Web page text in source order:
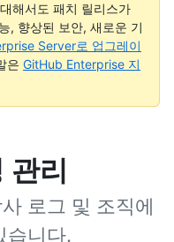
해서도 패치 릴리스가
, 향상된 보안, 새로운 기
Server로 업그레이
은 GitHub Enterprise 지
관리
로그 및 조직에
습니다.